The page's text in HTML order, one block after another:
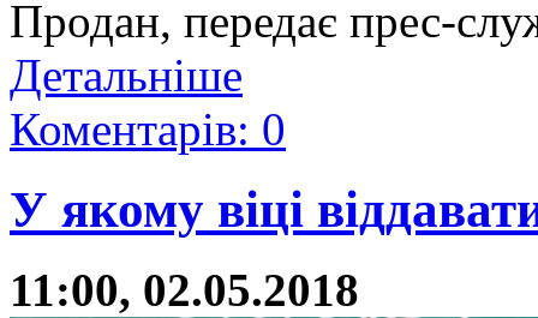
Продан, передає прес-
Детальніше
Коментарів: 0
У якому віці
11:00, 02.05.2018